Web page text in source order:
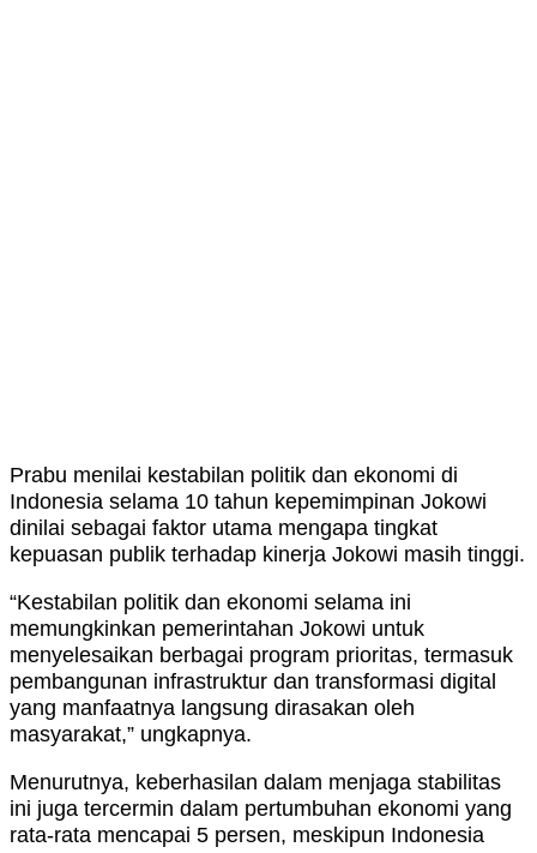
Prabu menilai kestabilan politik dan ekonomi di
Indonesia selama 10 tahun kepemimpinan Jokowi
dinilai sebagai faktor utama mengapa tingkat
kepuasan publik terhadap kinerja Jokowi masih tinggi.
“Kestabilan politik dan ekonomi selama ini
memungkinkan pemerintahan Jokowi untuk
menyelesaikan berbagai program prioritas, termasuk
pembangunan infrastruktur dan transformasi digital
yang manfaatnya langsung dirasakan oleh
masyarakat,” ungkapnya.
Menurutnya, keberhasilan dalam menjaga stabilitas
ini juga tercermin dalam pertumbuhan ekonomi yang
rata-rata mencapai 5 persen, meskipun Indonesia